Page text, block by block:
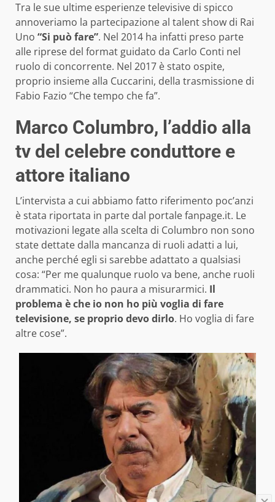
Tra le sue ultime esperienze televisive di spicco
annoveriamo la partecipazione al talent show di Rai
Uno “Si può fare”. Nel 2014 ha infatti preso parte
alle riprese del format guidato da Carlo Conti nel
ruolo di concorrente. Nel 2017 è stato ospite,
proprio insieme alla Cuccarini, della trasmissione di
Fabio Fazio “Che tempo che fa”.
Marco Columbro, l’addio alla
tv del celebre conduttore e
attore italiano
L’intervista a cui abbiamo fatto riferimento poc’anzi
è stata riportata in parte dal portale fanpage.it. Le
motivazioni legate alla scelta di Columbro non sono
state dettate dalla mancanza di ruoli adatti a lui,
anche perché egli si sarebbe adattato a qualsiasi
cosa: “Per me qualunque ruolo va bene, anche ruoli
drammatici. Non ho paura a misurarmici. Il
problema è che io non ho più voglia di fare
televisione, se proprio devo dirlo. Ho voglia di fare
altre cose”.